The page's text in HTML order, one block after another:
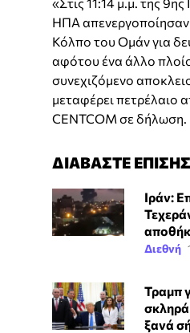
ΗΠΑ
Κόλπο του Ομάν για
αφότου ένα άλλο
συνεχιζόμενο
μεταφέρει πετρέλαιο
CENTCOM σε δήλωση.
ΔΙΑΒΑΣΤΕ ΕΠΙΣΗΣ
Ιράν:
Διεθνή
Τραμπ
ξανά